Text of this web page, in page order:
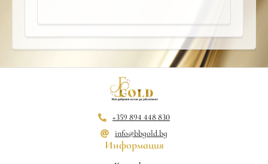
+359 894 448 830
info@bbgold.bg
Информация